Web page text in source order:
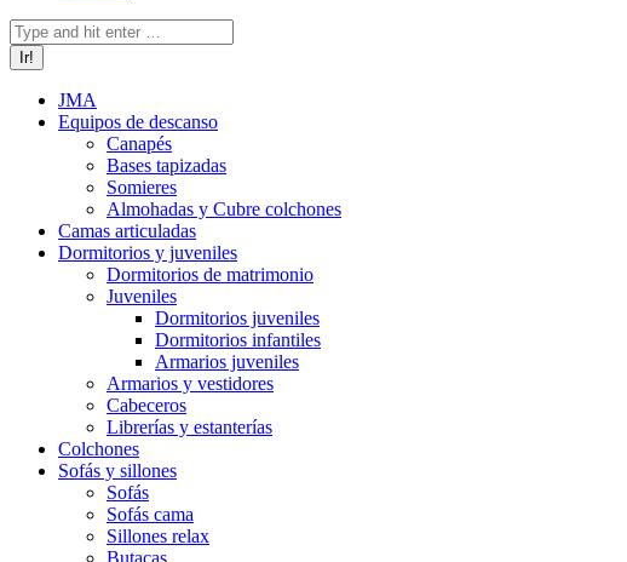
Buscar:
JMA
Equipos de descanso
Canapés
Bases tapizadas
Somieres
Almohadas y Cubre colchones
Camas articuladas
Dormitorios y juveniles
Dormitorios de matrimonio
Juveniles
Dormitorios juveniles
Dormitorios infantiles
Armarios juveniles
Armarios y vestidores
Cabeceros
Librerías y estanterías
Colchones
Sofás y sillones
Sofás
Sofás cama
Sillones relax
Butacas